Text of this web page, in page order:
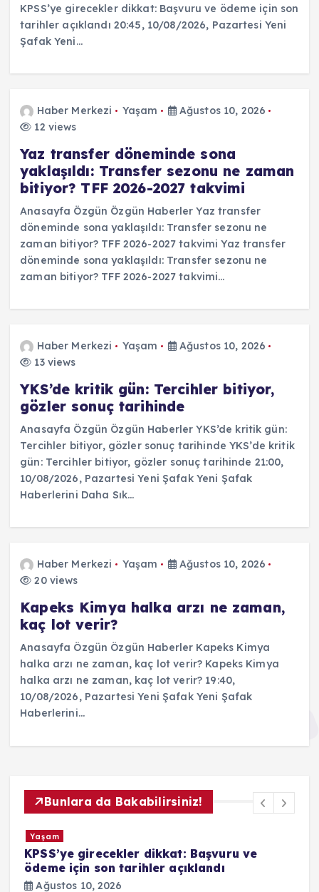
KPSS’ye girecekler dikkat: Başvuru ve ödeme için son
tarihler açıklandı 20:45, 10/08/2026, Pazartesi Yeni
Şafak Yeni…
Haber Merkezi Yaşam
Ağustos 10, 2026
12 views
Yaz transfer döneminde sona
yaklaşıldı: Transfer sezonu ne zaman
bitiyor? TFF 2026-2027 takvimi
Anasayfa Özgün Özgün Haberler Yaz transfer
döneminde sona yaklaşıldı: Transfer sezonu ne
zaman bitiyor? TFF 2026-2027 takvimi Yaz transfer
döneminde sona yaklaşıldı: Transfer sezonu ne
zaman bitiyor? TFF 2026-2027 takvimi…
Haber Merkezi Yaşam
Ağustos 10, 2026
13 views
YKS’de kritik gün: Tercihler bitiyor,
gözler sonuç tarihinde
Anasayfa Özgün Özgün Haberler YKS’de kritik gün:
Tercihler bitiyor, gözler sonuç tarihinde YKS’de kritik
gün: Tercihler bitiyor, gözler sonuç tarihinde 21:00,
10/08/2026, Pazartesi Yeni Şafak Yeni Şafak
Haberlerini Daha Sık…
Haber Merkezi Yaşam
Ağustos 10, 2026
20 views
Kapeks Kimya halka arzı ne zaman,
kaç lot verir?
Anasayfa Özgün Özgün Haberler Kapeks Kimya
halka arzı ne zaman, kaç lot verir? Kapeks Kimya
halka arzı ne zaman, kaç lot verir? 19:40,
10/08/2026, Pazartesi Yeni Şafak Yeni Şafak
Haberlerini…
Bunlara da Bakabilirsiniz!
Yaşam
KPSS’ye girecekler dikkat: Başvuru ve
ödeme için son tarihler açıklandı
Ağustos 10, 2026